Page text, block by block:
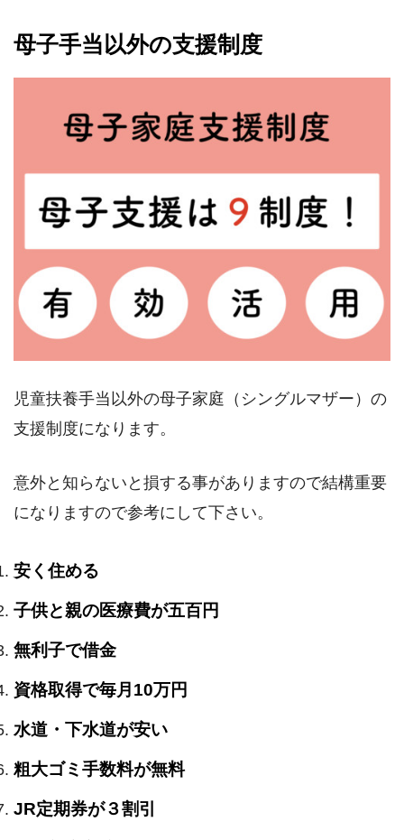
母子手当以外の支援制度
児童扶養手当以外の母子家庭（シングルマザー）の
支援制度になります。
意外と知らないと損する事がありますので結構重要
になりますので参考にして下さい。
安く住める
子供と親の医療費が五百円
無利子で借金
資格取得で毎月10万円
水道・下水道が安い
粗大ゴミ手数料が無料
JR定期券が３割引